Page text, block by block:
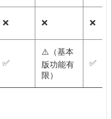
❌ ❌ ❌
✅
⚠️（基本
版功能有
限）
✅